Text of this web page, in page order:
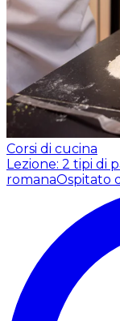
Corsi di cucina
Lezione: 2 tipi di
romanaOspitato